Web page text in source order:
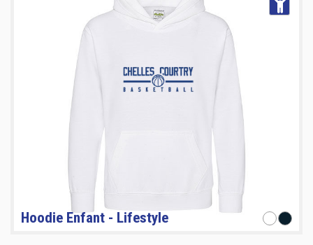
Hoodie Enfant - Lifestyle